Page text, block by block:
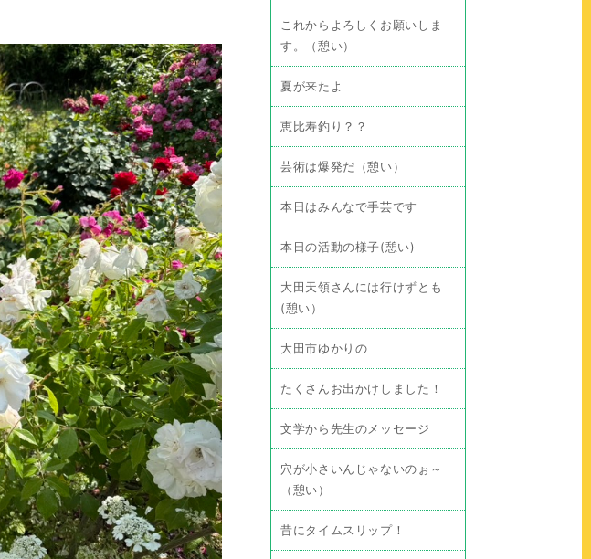
これからよろしくお願いしま
す。（憩い）
夏が来たよ
恵比寿釣り？？
芸術は爆発だ（憩い）
本日はみんなで手芸です
本日の活動の様子(憩い)
大田天領さんには行けずとも
(憩い）
大田市ゆかりの
たくさんお出かけしました！
文学から先生のメッセージ
穴が小さいんじゃないのぉ～
（憩い）
昔にタイムスリップ！